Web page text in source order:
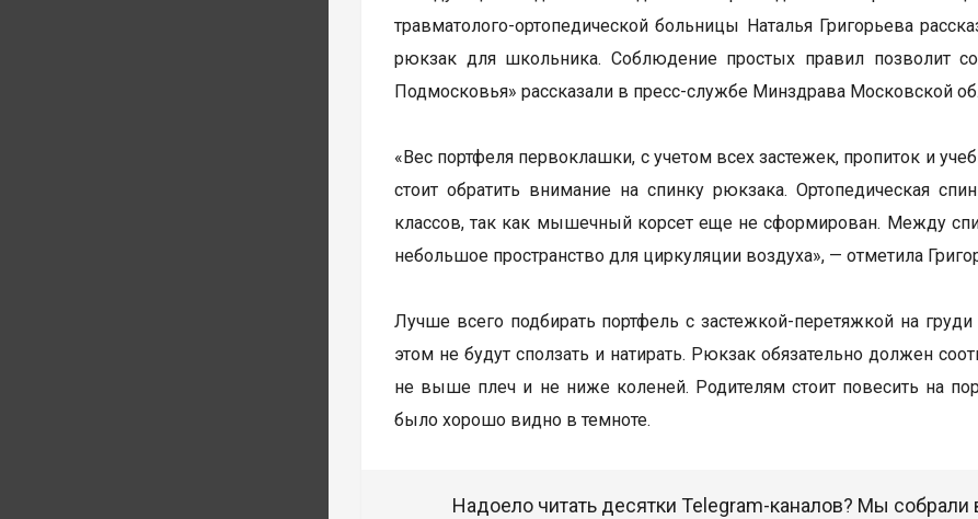
травматолого-ортопедической больницы Наталья Григорьева
рюкзак для школьника. Соблюдение простых правил позволит
Подмосковья» рассказали в пресс-службе Минздрава Московской
«Вес портфеля первоклашки, с учетом всех застежек, пропиток и
стоит обратить внимание на спинку рюкзака. Ортопедическая
классов, так как мышечный корсет еще не сформирован. Между
небольшое пространство для циркуляции воздуха», — отметила
Лучше всего подбирать портфель с застежкой-перетяжкой на
этом не будут сползать и натирать. Рюкзак обязательно должен
не выше плеч и не ниже коленей. Родителям стоит повесить на
было хорошо видно в темноте.
Надоело читать десятки Telegram-каналов? Мы